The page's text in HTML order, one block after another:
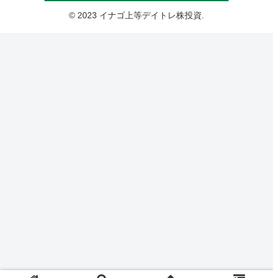
© 2023 イナゴ上等デイトレ株投資.